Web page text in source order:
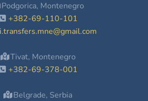
Podgorica, Montenegro
+382-69-110-101
Tivat, Montenegro
+382-69-378-001
Belgrade, Serbia